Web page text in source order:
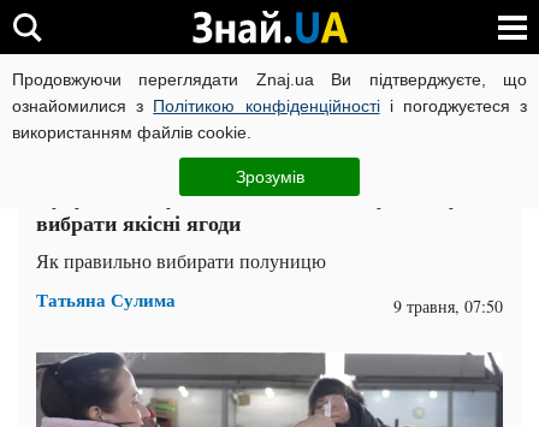
Продовжуючи переглядати Znaj.ua Ви підтверджуєте, що
ознайомилися з Політикою конфіденційностіі погоджуєтеся з
використанням файлів cookie.
Зрозумів
ВІЙНА РОСІЇ ПРОТИ УКРАЇНИ КОРОНАВІРУС В УКРАЇНІ
ЧИТАТЬ НА РУССКОМ
Купуючи полуницю не попадіться у пастку: як
вибрати якісні ягоди
Як правильно вибирати полуницю
Татьяна Сулима 9 травня, 07:50